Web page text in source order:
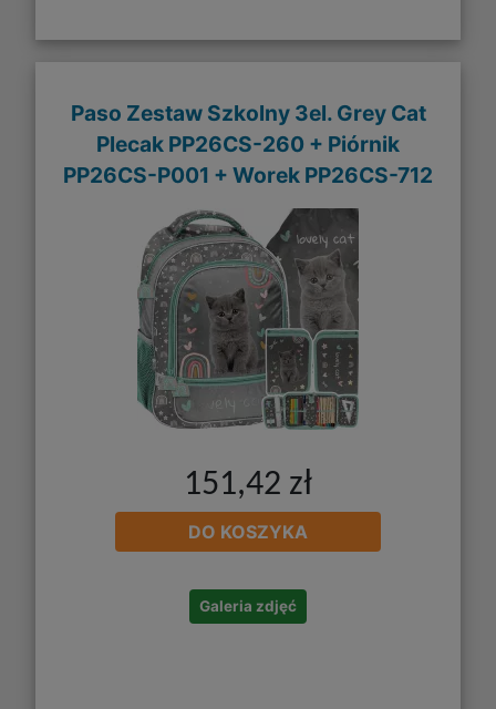
Paso Zestaw Szkolny 3el. Grey Cat
Plecak PP26CS-260 + Piórnik
PP26CS-P001 + Worek PP26CS-712
151,42 zł
DO KOSZYKA
Galeria zdjęć